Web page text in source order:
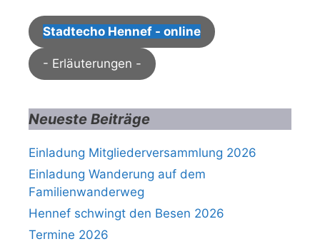
Stadtecho Hennef - online
- Erläuterungen -
Neueste Beiträge
Einladung Mitgliederversammlung 2026
Einladung Wanderung auf dem
Familienwanderweg
Hennef schwingt den Besen 2026
Termine 2026